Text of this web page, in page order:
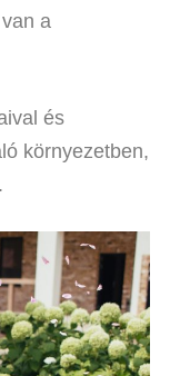
a
és
környezetben,